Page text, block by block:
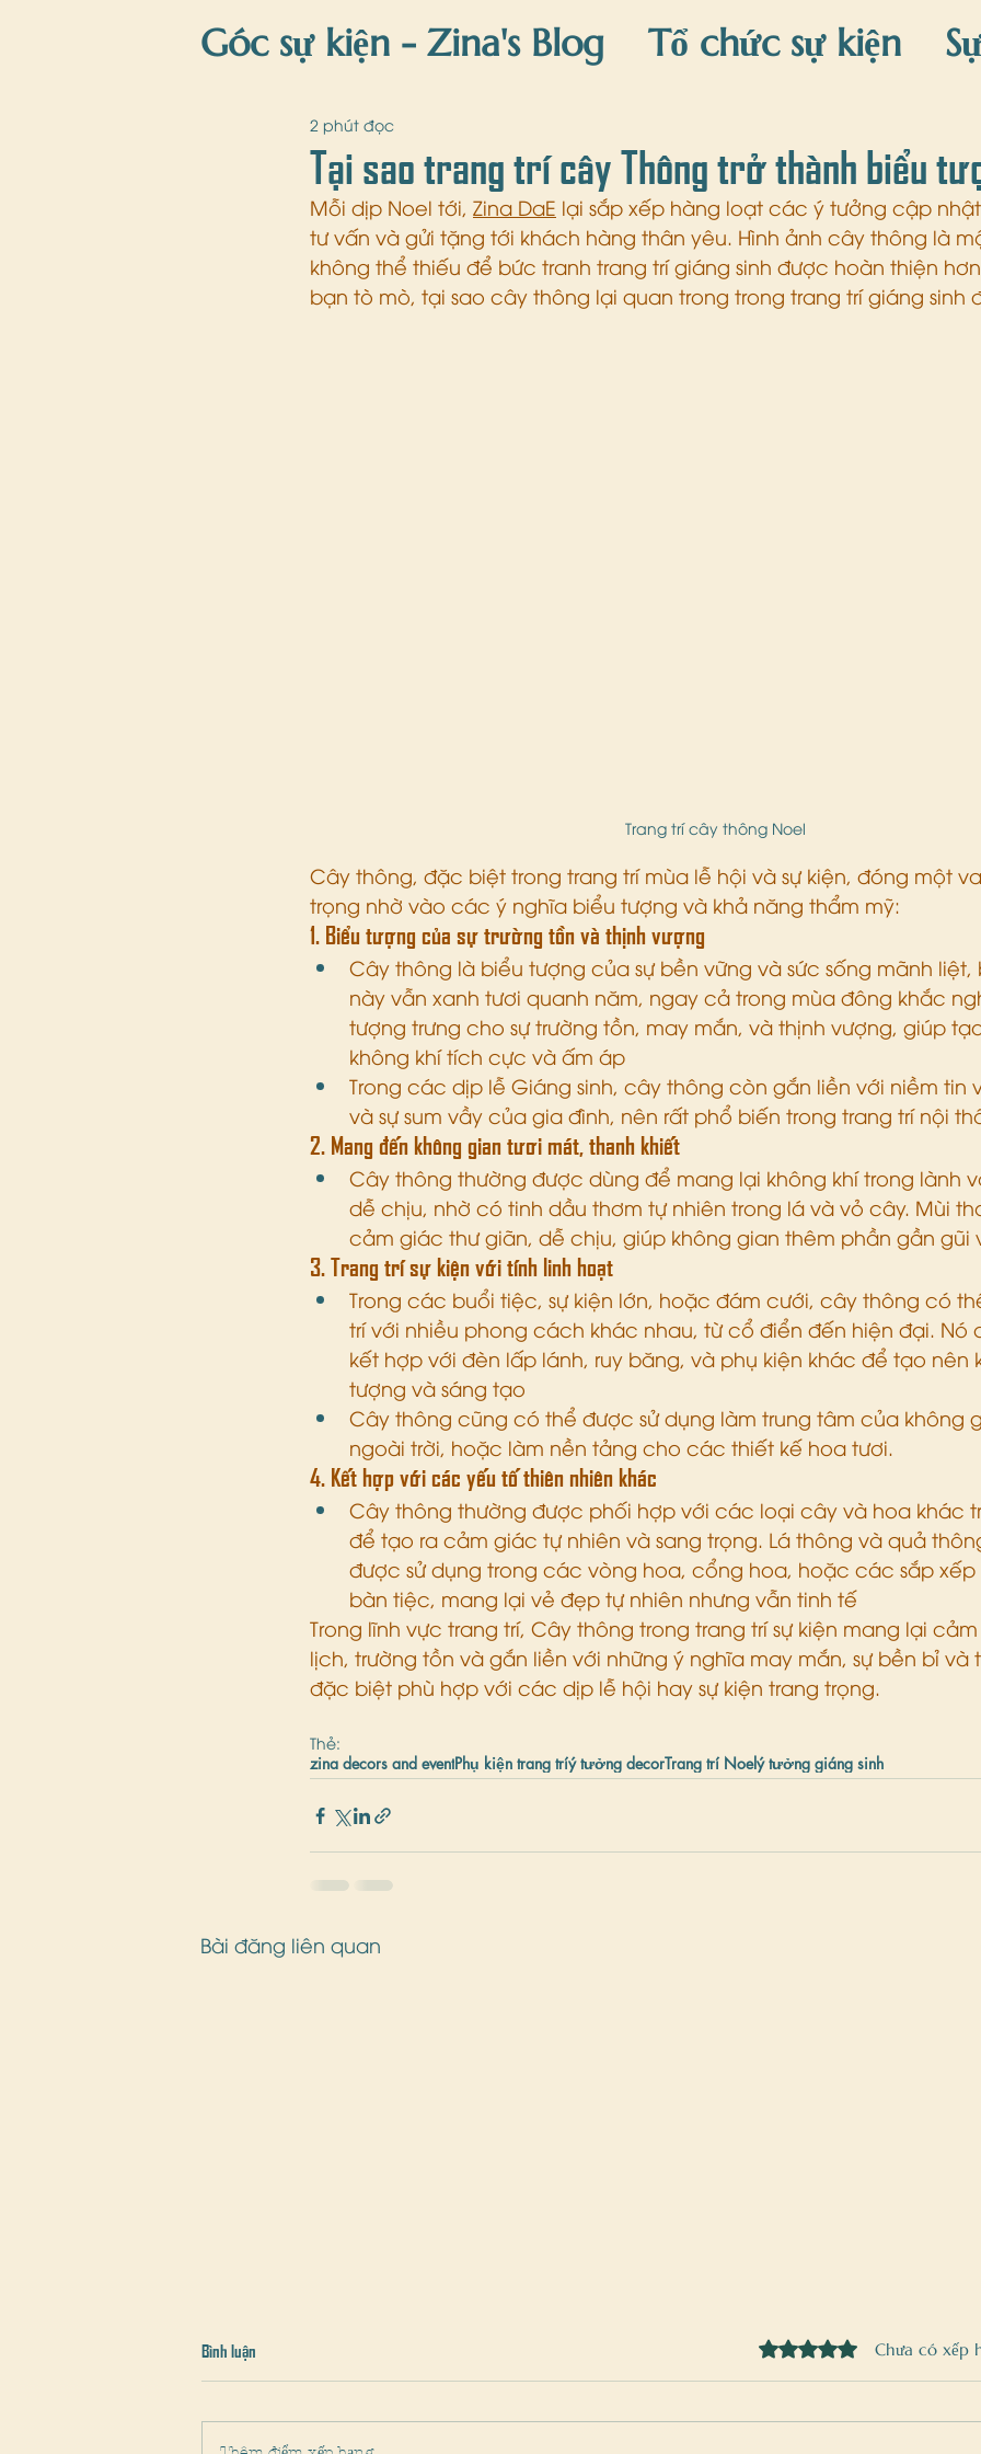
Góc sự kiện - Zina's Blog Tổ chức sự kiện
Zina'Blog
Tại sao trang trí cây Thông trở thành biểu
2 phút đọc
Mỗi dịp Noel tới, Zina DaE lại sắp xếp hàng loạt các ý tưởng cập
tư vấn và gửi tặng tới khách hàng thân yêu. Hình ảnh cây thông là
không thể thiếu để bức tranh trang trí giáng sinh được hoàn thiện
bạn tò mò, tại sao cây thông lại quan trong trong trang trí giáng sinh
Trang trí cây thông Noel
Cây thông, đặc biệt trong trang trí mùa lễ hội và sự kiện, đóng một
trọng nhờ vào các ý nghĩa biểu tượng và khả năng thẩm mỹ:
1. Biểu tượng của sự trường tồn và thịnh vượng
Cây thông là biểu tượng của sự bền vững và sức sống mãnh
này vẫn xanh tươi quanh năm, ngay cả trong mùa đông khắc
tượng trưng cho sự trường tồn, may mắn, và thịnh vượng, giúp
không khí tích cực và ấm áp​
Trong các dịp lễ Giáng sinh, cây thông còn gắn liền với niềm tin
và sự sum vầy của gia đình, nên rất phổ biến trong trang trí nội
2. Mang đến không gian tươi mát, thanh khiết
Cây thông thường được dùng để mang lại không khí trong lành
dễ chịu, nhờ có tinh dầu thơm tự nhiên trong lá và vỏ cây. Mùi
cảm giác thư giãn, dễ chịu, giúp không gian thêm phần gần gũi
3. Trang trí sự kiện với tính linh hoạt
Trong các buổi tiệc, sự kiện lớn, hoặc đám cưới, cây thông có
trí với nhiều phong cách khác nhau, từ cổ điển đến hiện đại.
kết hợp với đèn lấp lánh, ruy băng, và phụ kiện khác để tạo
tượng và sáng tạo​
Cây thông cũng có thể được sử dụng làm trung tâm của không
ngoài trời, hoặc làm nền tảng cho các thiết kế hoa tươi.
4. Kết hợp với các yếu tố thiên nhiên khác
Cây thông thường được phối hợp với các loại cây và hoa khác
để tạo ra cảm giác tự nhiên và sang trọng. Lá thông và quả
được sử dụng trong các vòng hoa, cổng hoa, hoặc các sắp
bàn tiệc, mang lại vẻ đẹp tự nhiên nhưng vẫn tinh tế​
Trong lĩnh vực trang trí, Cây thông trong trang trí sự kiện mang lại
lịch, trường tồn và gắn liền với những ý nghĩa may mắn, sự bền bỉ và
đặc biệt phù hợp với các dịp lễ hội hay sự kiện trang trọng.
Thẻ:
zina decors and eventPhụ kiện trang tríý tưởng decorTrang trí Noelý tưởng giáng sinh
Bài đăng liên quan
Bình luận Đã xếp hạng 0/5 sao.
Chưa có xếp